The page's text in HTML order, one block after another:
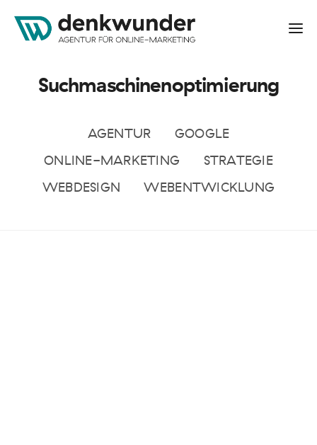
Suchmaschinenoptimierung
AGENTUR
GOOGLE
ONLINE-MARKETING
STRATEGIE
WEBDESIGN
WEBENTWICKLUNG